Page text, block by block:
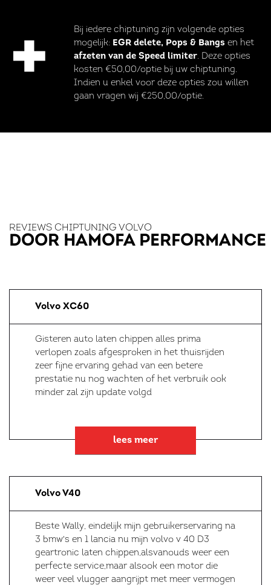
Bij iedere chiptuning zijn volgende opties
mogelijk: EGR delete, Pops & Bangs en het
afzeten van de Speed limiter. Deze opties
kosten €50,00/optie bij uw chiptuning.
Indien u enkel voor deze opties zou willen
gaan vragen wij €250,00/optie.
REVIEWS CHIPTUNING VOLVO
DOOR HAMOFA PERFORMANCE
Volvo XC60
Gisteren auto laten chippen alles prima
verlopen zoals afgesproken in het thuisrijden
zeer fijne ervaring gehad van een betere
prestatie nu nog wachten of het verbruik ook
minder zal zijn update volgd
lees meer
Volvo V40
Beste Wally, eindelijk mijn gebruikerservaring na
3 bmw's en 1 lancia nu mijn volvo v 40 D3
geartronic laten chippen,alsvanouds weer een
perfecte service,maar alsook een motor die
weer veel vlugger aangrijpt met meer vermogen